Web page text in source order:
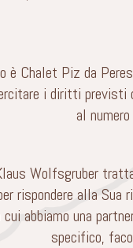
Chalet Piz da
i diritti
al
Wolfsgruber
rispondere alla
abbiamo una
specifico,